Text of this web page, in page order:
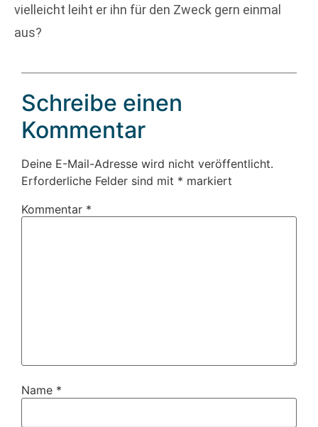
vielleicht leiht er ihn für den Zweck gern einmal
aus?
Schreibe einen
Kommentar
Deine E-Mail-Adresse wird nicht veröffentlicht.
Erforderliche Felder sind mit * markiert
Kommentar *
Name *